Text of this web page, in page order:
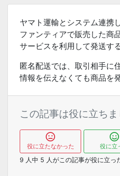
ヤマト運輸とシステム連携
ファンティアで販売した商
サービスを利用して発送す
匿名配送では、取引相手に
情報を伝えなくても商品を
この記事は役に立ちま
役に立たなかった
役に立
9 人中 5 人がこの記事が役に立っ